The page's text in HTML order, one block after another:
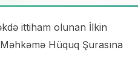
ittiham olunan İlkin
Hüquq Şurasına